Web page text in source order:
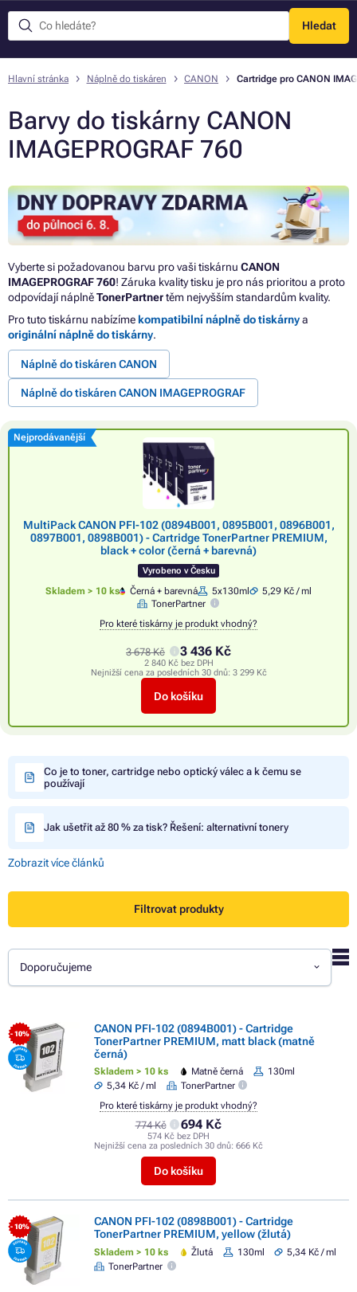
Hledat
Menu
Hlavní stránka Náplně do tiskáren CANON Cartridge pro CANON
Barvy do tiskárny CANON
IMAGEPROGRAF 760
Vyberte si požadovanou barvu pro vaši tiskárnu CANON
IMAGEPROGRAF 760! Záruka kvality tisku je pro nás prioritou a proto
odpovídají náplněTonerPartnertěm nejvyšším standardům kvality.
Pro tuto tiskárnu nabízíme kompatibilní náplně do tiskárnya
originální náplně do tiskárny.
Náplně do tiskáren CANON
Náplně do tiskáren CANON IMAGEPROGRAF
Nejprodávanější
MultiPack CANON PFI-102 (0894B001, 0895B001, 0896B001,
0897B001, 0898B001) - Cartridge TonerPartner PREMIUM,
black + color (černá + barevná)
Vyrobeno v Česku
Skladem > 10 ks Černá + barevná 5x130ml
5,29 Kč / ml
TonerPartner
Pro které tiskárny je produkt vhodný?
3 678 Kč 3 436 Kč
2 840 Kč bez DPH
Nejnižší cena za posledních 30 dnů: 3 299 Kč
Do košíku
Co je to toner, cartridge nebo optický válec a k čemu se
používají
Jak ušetřit až 80 % za tisk? Řešení: alternativní tonery
Zobrazit více článků
Filtrovat produkty
Doporučujeme
- 10%
CANON PFI-102 (0894B001) - Cartridge
TonerPartner PREMIUM, matt black (matně
černá)
Skladem > 10 ks Matně černá
130ml
5,34 Kč / ml
TonerPartner
774 Kč 694 Kč
574 Kč bez DPH
Nejnižší cena za posledních 30 dnů: 666 Kč
Do košíku
Pro které tiskárny je produkt vhodný?
- 10%
CANON PFI-102 (0898B001) - Cartridge
TonerPartner PREMIUM, yellow (žlutá)
Skladem > 10 ks Žlutá 130ml
5,34 Kč / ml
TonerPartner